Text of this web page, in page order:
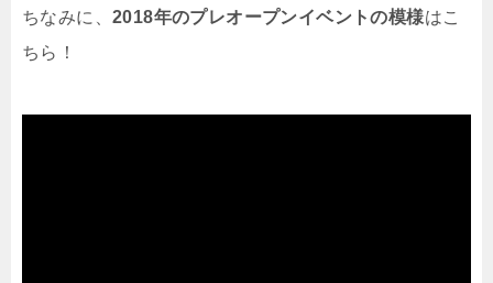
ちなみに、 2018年のプレオープンイベントの模様はこ
ちら！